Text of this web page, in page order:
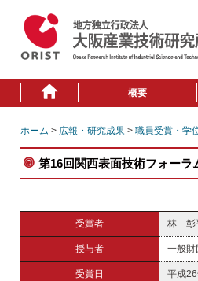
概要
ホーム > 広報・研究成果 > 職員受賞・学
第16回関西表面技術フォー
受賞者 林 彰
授与者 一般
受賞日 平成